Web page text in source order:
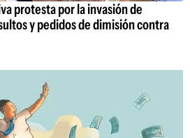
protesta por la invasión de
y pedidos de dimisión contra